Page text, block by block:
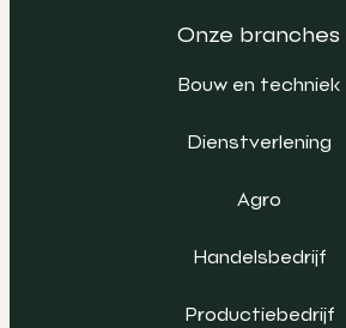
Onze branches
Bouw en techniek
Dienstverlening
Agro
Handelsbedrijf
Productiebedrijf